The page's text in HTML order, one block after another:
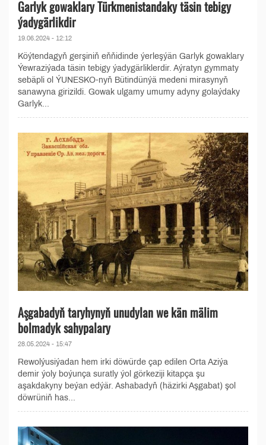
Garlyk gowaklary Türkmenistandaky täsin tebigy
ýadygärlikdir
19.06.2024 - 12:12
Köýtendagyň gerşiniň eňňidinde ýerleşýän Garlyk gowaklary
Ýewraziýada täsin tebigy ýadygärliklerdir. Aýratyn gymmaty
sebäpli ol ÝUNESKO-nyň Bütindünýä medeni mirasynyň
sanawyna girizildi. Gowak ulgamy umumy adyny golaýdaky
Garlyk...
Aşgabadyň taryhynyň unudylan we kän mälim
bolmadyk sahypalary
28.05.2024 - 15:47
Rewolýusiýadan hem irki döwürde çap edilen Orta Aziýa
demir ýoly boýunça suratly ýol görkeziji kitapça şu
aşakdakyny beýan edýär. Ashabadyň (häzirki Aşgabat) şol
döwrüniň has...